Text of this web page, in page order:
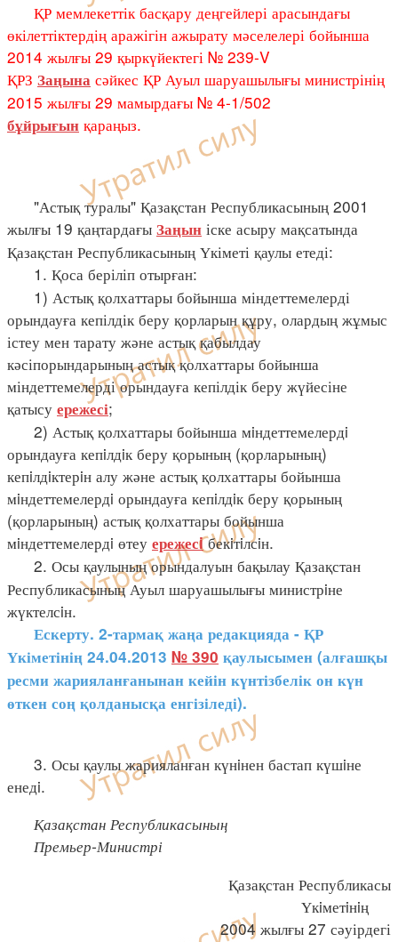
ҚР мемлекеттік басқару деңгейлері арасындағы
өкілеттіктердің аражігін ажырату мәселелері бойынша
2014 жылғы 29 қыркүйектегі № 239-V
ҚРЗ Заңына сәйкес ҚР Ауыл шаруашылығы министрінің
2015 жылғы 29 мамырдағы № 4-1/502
бұйрығын қараңыз.
"Астық туралы" Қазақстан Республикасының 2001
жылғы 19 қаңтардағы Заңын іске асыру мақсатында
Қазақстан Республикасының Үкіметі қаулы етеді:
1. Қоса беріліп отырған:
1) Астық қолхаттары бойынша міндеттемелерді
орындауға кепілдік беру қорларын құру, олардың жұмыс
істеу мен тарату және астық қабылдау
кәсіпорындарының астық қолхаттары бойынша
міндеттемелерді орындауға кепілдік беру жүйесіне
қатысу ережесі;
2) Астық қолхаттары бойынша мiндеттемелердi
орындауға кепiлдiк беру қорының (қорларының)
кепiлдiктерiн алу және астық қолхаттары бойынша
мiндеттемелердi орындауға кепiлдiк беру қорының
(қорларының) астық қолхаттары бойынша
мiндеттемелердi өтеу ережесiбекiтiлсiн.
2. Осы қаулының орындалуын бақылау Қазақстан
Республикасының Ауыл шаруашылығы министрiне
жүктелсiн.
Ескерту. 2-тармақ жаңа редакцияда - ҚР
Үкіметінің 24.04.2013 № 390 қаулысымен (алғашқы
ресми жарияланғанынан кейін күнтізбелік он күн
өткен соң қолданысқа енгізіледі).
3. Осы қаулы жарияланған күнiнен бастап күшiне
енедi.
Қазақстан Республикасының
Премьер-Министрі
Қазақстан Республикасы
Үкiметiнiң
2004 жылғы 27 сәуірдегі